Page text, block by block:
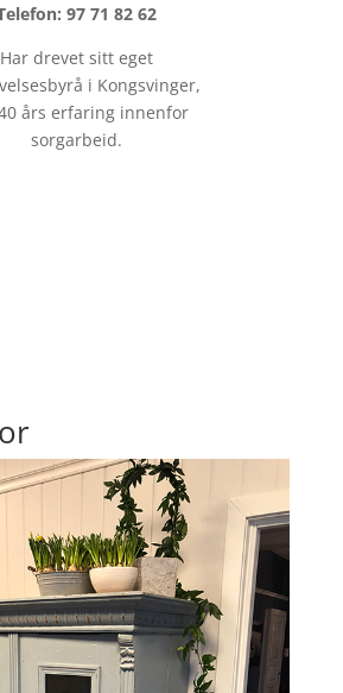
97 71 82 62
Har drevet sitt eget
i Kongsvinger,
års erfaring innenfor
sorgarbeid.